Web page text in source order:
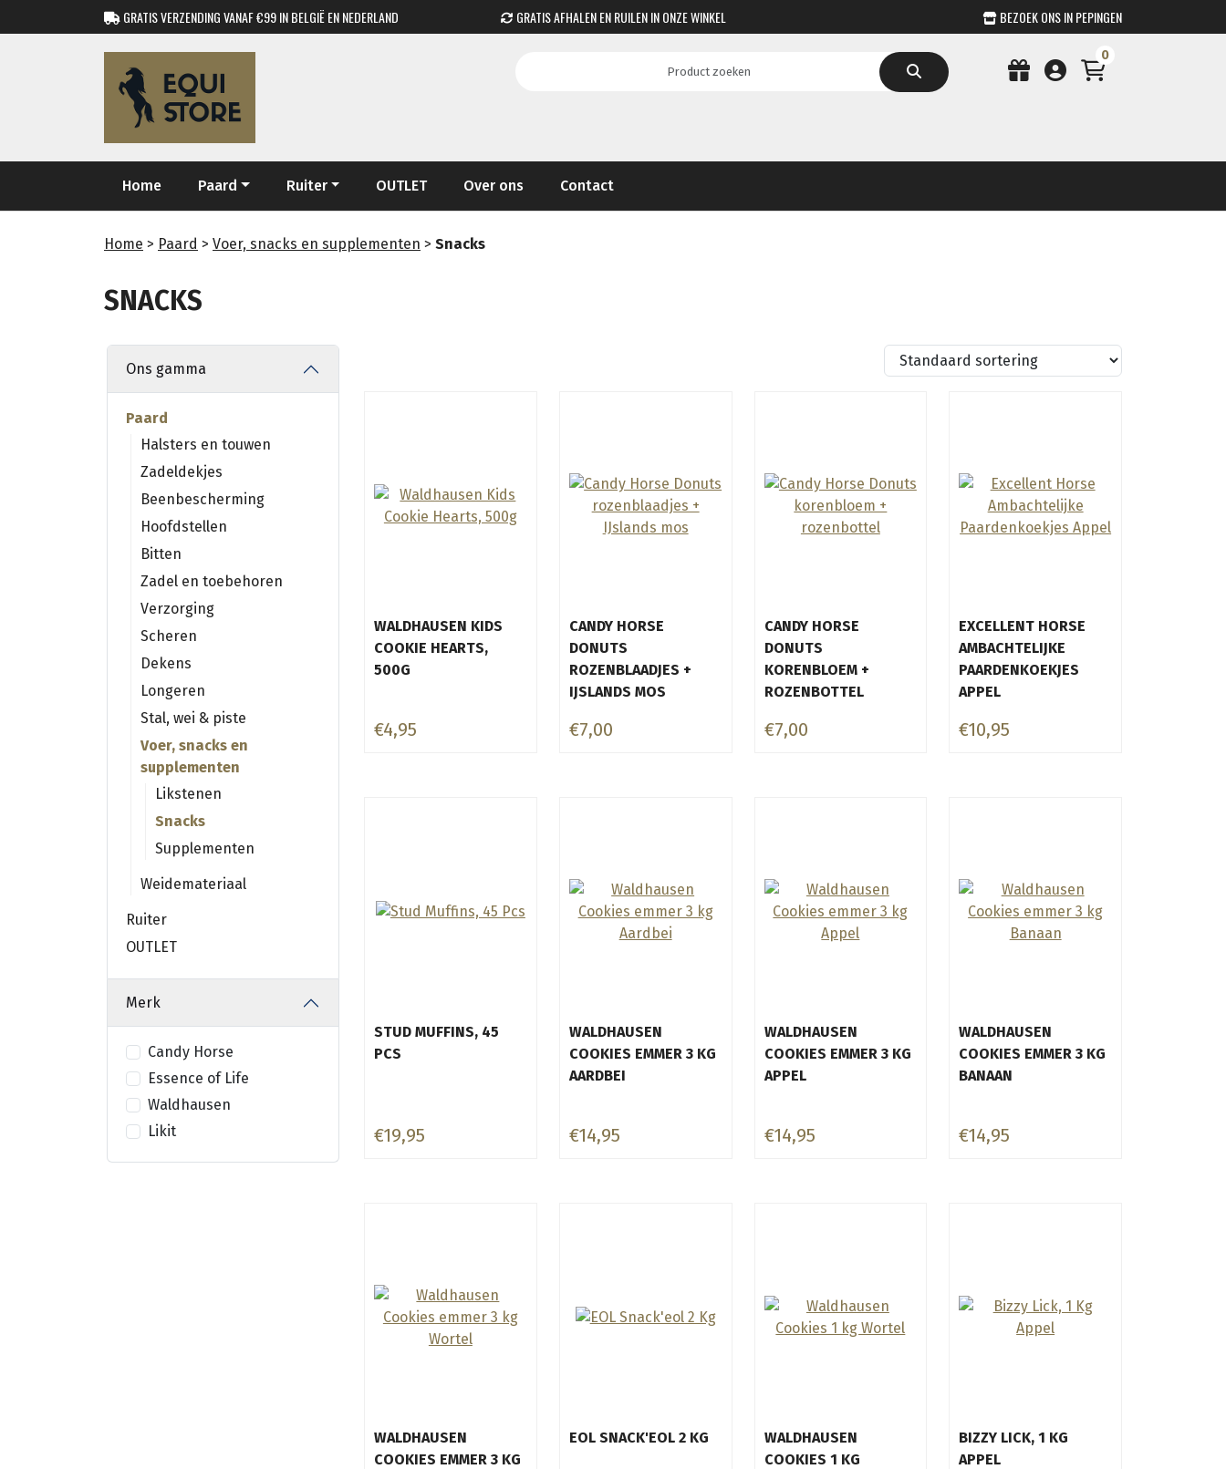
GRATIS VERZENDING VANAF €99 IN BELGIË EN NEDERLAND GRATIS AFHALEN EN RUILEN IN ONZE WINKEL BEZOEK ONS IN PEPINGEN
0
Home Paard Ruiter OUTLET Over ons Contact
Home > Paard > Voer, snacks en supplementen > Snacks
SNACKS
Ons gamma
Paard
Halsters en touwen
Zadeldekjes
Beenbescherming
Hoofdstellen
Bitten
Zadel en toebehoren
Verzorging
Scheren
Dekens
Longeren
Stal, wei & piste
Voer, snacks en
supplementen
Likstenen
Snacks
Supplementen
Weidemateriaal
Ruiter
OUTLET
Merk
Candy Horse
Essence of Life
Waldhausen
Likit
WALDHAUSEN KIDS
COOKIE HEARTS,
500G
€4,95
CANDY HORSE
DONUTS
ROZENBLAADJES +
IJSLANDS MOS
€7,00
CANDY HORSE
DONUTS
KORENBLOEM +
ROZENBOTTEL
€7,00
EXCELLENT HORSE
AMBACHTELIJKE
PAARDENKOEKJES
APPEL
€10,95
STUD MUFFINS, 45
PCS
€19,95
WALDHAUSEN
COOKIES EMMER 3 KG
AARDBEI
€14,95
WALDHAUSEN
COOKIES EMMER 3 KG
APPEL
€14,95
WALDHAUSEN
COOKIES EMMER 3 KG
BANAAN
€14,95
WALDHAUSEN
COOKIES EMMER 3 KG
EOL SNACK'EOL 2 KG
WALDHAUSEN
COOKIES 1 KG
BIZZY LICK, 1 KG
APPEL